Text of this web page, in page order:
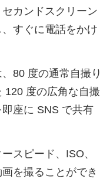
カンドスクリーン
すぐに電話をかけ
80 度の通常自撮り
120 度の広角な自撮
座に SNS で共有
スピード、ISO、
を撮ることができ